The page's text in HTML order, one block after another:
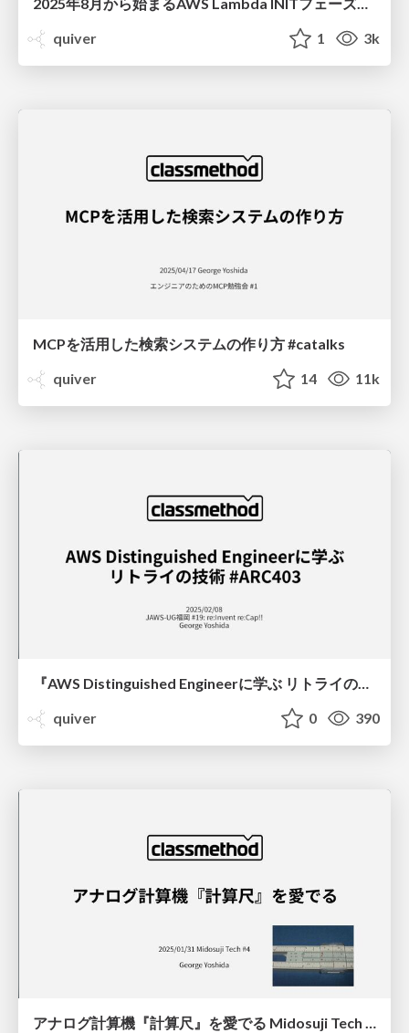
quiver
1 3k
MCPを活用した検索システムの作り方 #catalks
quiver
14 11k
『AWS Distinguished Engineerに学ぶ リトライの技術』 #ARC403/Marc Brooker on Try again: The tools and techniques behind resilient systems
quiver
0 390
アナログ計算機『計算尺』を愛でる Midosuji Tech #4/Analog Computing Device Slide Rule now and then